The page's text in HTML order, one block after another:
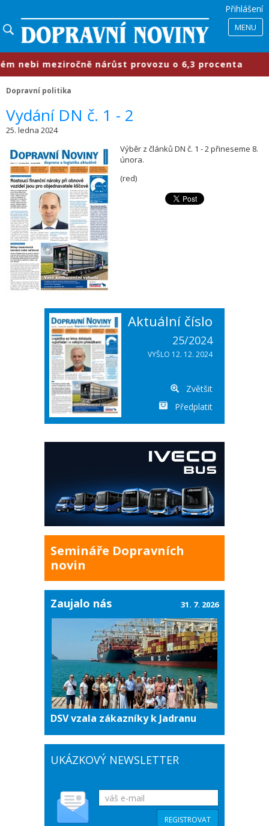
Přihlášení
MENU
meziročně nárůst provozu o 6,3 procenta
Dopravní politika
Vydání DN č. 1 - 2
25. ledna 2024
Výběr z článků DN č. 1 - 2 přineseme 8.
února.
(red)
Aktuální číslo
25/2024
VYŠLO 12. 12. 2024
Zvětšit
Předplatit
Semináře Dopravních
novin
Zaujalo nás
DSV vzala zákazníky k Jadranu
31. 7. 2026
UKÁZKOVÝ NEWSLETTER